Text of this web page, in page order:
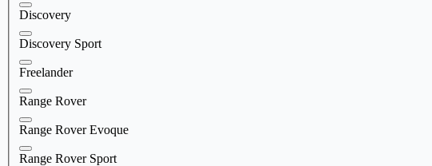
Discovery
Discovery Sport
Freelander
Range Rover
Range Rover Evoque
Range Rover Sport